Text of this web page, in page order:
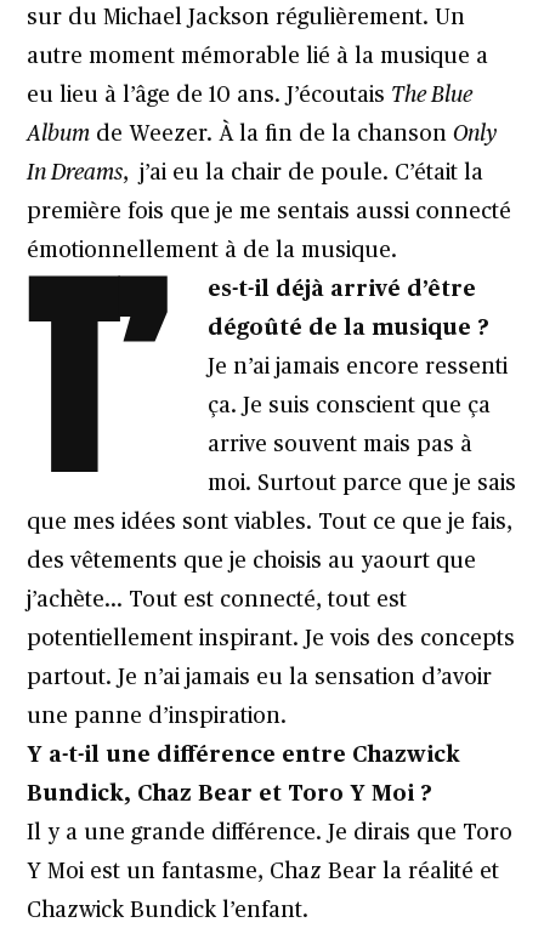
sur du Michael Jackson régulièrement. Un
autre moment mémorable lié à la musique a
eu lieu à l’âge de 10 ans. J’écoutais The Blue
Album de Weezer. À la fin de la chansonOnly
In Dreams, j’ai eu la chair de poule. C’était la
première fois que je me sentais aussi connecté
émotionnellement à de la musique.
T’
es-t-il déjà arrivé d’être
dégoûté de la musique ?
Je n’ai jamais encore ressenti
ça. Je suis conscient que ça
arrive souvent mais pas à
moi. Surtout parce que je sais
que mes idées sont viables. Tout ce que je fais,
des vêtements que je choisis au yaourt que
j’achète… Tout est connecté, tout est
potentiellement inspirant. Je vois des concepts
partout. Je n’ai jamais eu la sensation d’avoir
une panne d’inspiration.
Y a-t-il une différence entre Chazwick
Bundick, Chaz Bear et Toro Y Moi ?
Il y a une grande différence. Je dirais que Toro
Y Moi est un fantasme, Chaz Bear la réalité et
Chazwick Bundick l’enfant.